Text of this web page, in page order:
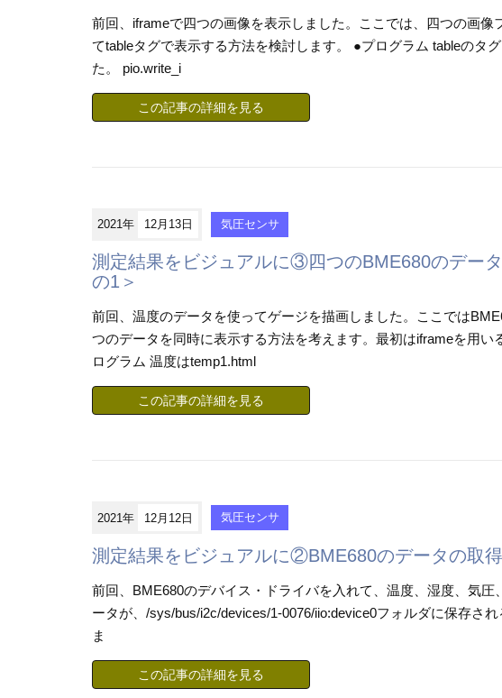
前回、iframeで四つの画像を表示しました。ここでは、四つの画像
てtableタグで表示する方法を検討します。 ●プログラム tableのタ
た。 pio.write_i
この記事の詳細を見る
2021年 12月13日 気圧センサ
測定結果をビジュアルに③四つのBME680のデー
の1＞
前回、温度のデータを使ってゲージを描画しました。ここでは
つのデータを同時に表示する方法を考えます。最初はiframeを用い
ログラム 温度はtemp1.html
この記事の詳細を見る
2021年 12月12日 気圧センサ
測定結果をビジュアルに②BME680のデータの取
前回、BME680のデバイス・ドライバを入れて、温度、湿度、気圧
ータが、/sys/bus/i2c/devices/1-0076/iio:device0フォルダに保存さ
ま
この記事の詳細を見る